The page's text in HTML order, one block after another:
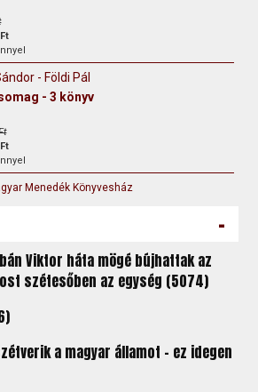
- Földi Pál
- 3 könyv
Menedék Könyvesház
-
Viktor háta mögé bújhattak az
szétesőben az egység (5074)
a magyar államot – ez idegen